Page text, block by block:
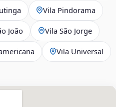
Vila Pindorama
João Vila São Jorge
Vila Universal